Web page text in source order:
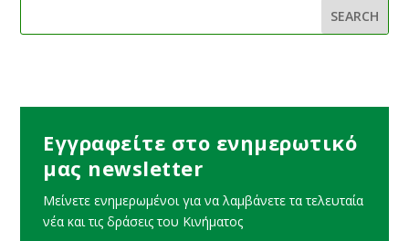
Εγγραφείτε στο ενημερωτικό
μας newsletter
Μείνετε ενημερωμένοι για να λαμβάνετε τα τελευταία
νέα και τις δράσεις του Κινήματος